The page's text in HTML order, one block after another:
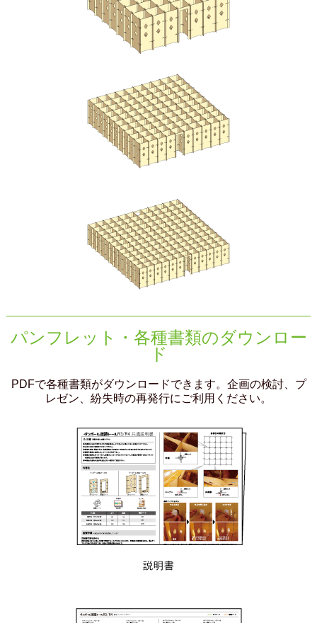
パンフレット・各種書類のダウンロー
ド
PDFで各種書類がダウンロードできます。企画の検討、プ
レゼン、紛失時の再発行にご利用ください。